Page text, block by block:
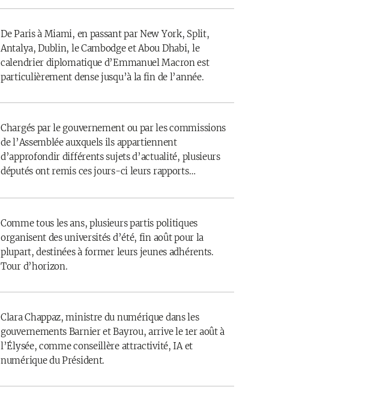
De Paris à Miami, en passant par New York, Split,
Antalya, Dublin, le Cambodge et Abou Dhabi, le
calendrier diplomatique d’Emmanuel Macron est
particulièrement dense jusqu’à la fin de l’année.
Chargés par le gouvernement ou par les commissions
de l’Assemblée auxquels ils appartiennent
d’approfondir différents sujets d’actualité, plusieurs
députés ont remis ces jours-ci leurs rapports…
Comme tous les ans, plusieurs partis politiques
organisent des universités d’été, fin août pour la
plupart, destinées à former leurs jeunes adhérents.
Tour d’horizon.
Clara Chappaz, ministre du numérique dans les
gouvernements Barnier et Bayrou, arrive le 1er août à
l’Élysée, comme conseillère attractivité, IA et
numérique du Président.